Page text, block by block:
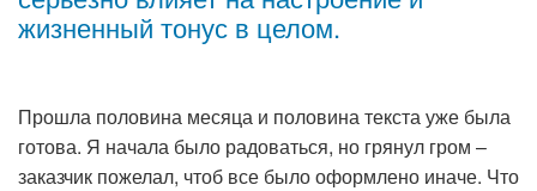
жизненный тонус в целом.
Прошла половина месяца и половина текста уже была
готова. Я начала было радоваться, но грянул гром –
заказчик пожелал, чтоб все было оформлено иначе. Что